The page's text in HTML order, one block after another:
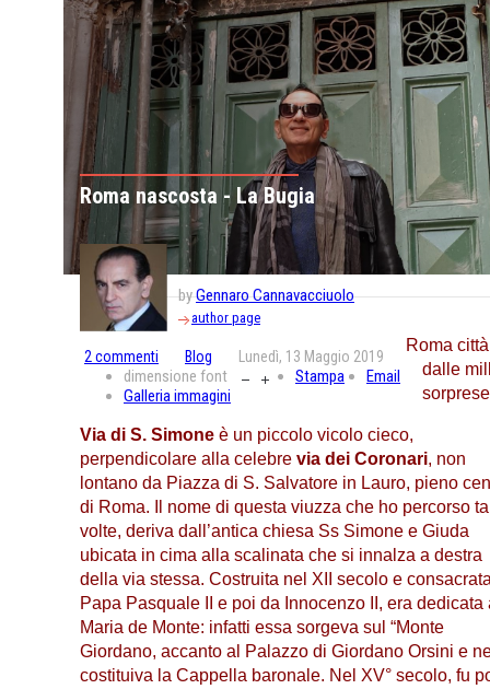
Roma nascosta - La Bugia
byGennaro Cannavacciuolo
author page
2 commenti Blog Lunedì, 13 Maggio 2019
dimensione font Stampa
Email
Galleria immagini
Roma città
dalle
Via di S. Simone è un piccolo vicolo cieco,
perpendicolare alla celebre via dei Coronari, non
lontano da Piazza di S. Salvatore in Lauro, pieno
di Roma. Il nome di questa viuzza che ho percorso
volte, deriva dall’antica chiesa Ss Simone e Giuda
ubicata in cima alla scalinata che si innalza a destra
della via stessa. Costruita nel XII secolo e
Papa Pasquale II e poi da Innocenzo II, era dedicata
Maria de Monte: infatti essa sorgeva sul “Monte
Giordano, accanto al Palazzo di Giordano Orsini e
costituiva la Cappella baronale. Nel XV° secolo, fu